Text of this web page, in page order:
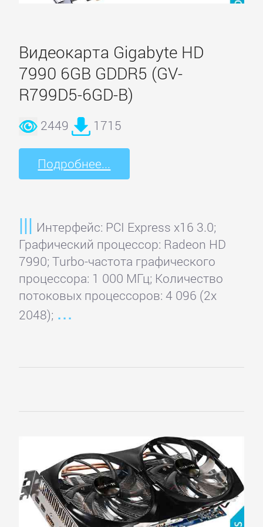
Видеокарта Gigabyte HD
7990 6GB GDDR5 (GV-
R799D5-6GD-B)
2449 1715
Подробнее...
Интерфейс: PCI Express x16 3.0;
Графический процессор: Radeon HD
7990; Turbo-частота графического
процессора: 1 000 МГц; Количество
потоковых процессоров: 4 096 (2x
2048);
Digitus
EasyCap
iconBIT
Intex
KWorld
Pinnacle
Prolink